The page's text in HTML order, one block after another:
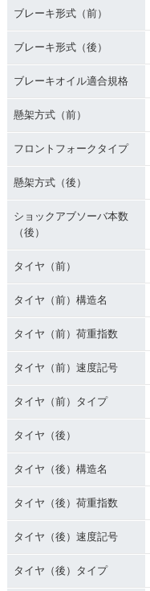
ブレーキ形式（前）
ブレーキ形式（後）
ブレーキオイル適合規格
懸架方式（前）
フロントフォークタイプ
懸架方式（後）
ショックアブソーバ本数
（後）
タイヤ（前）
タイヤ（前）構造名
タイヤ（前）荷重指数
タイヤ（前）速度記号
タイヤ（前）タイプ
タイヤ（後）
タイヤ（後）構造名
タイヤ（後）荷重指数
タイヤ（後）速度記号
タイヤ（後）タイプ